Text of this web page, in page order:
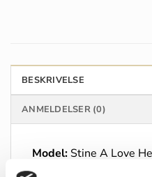
BESKRIVELSE
ANMELDELSER (0)
Model: Stine A Love